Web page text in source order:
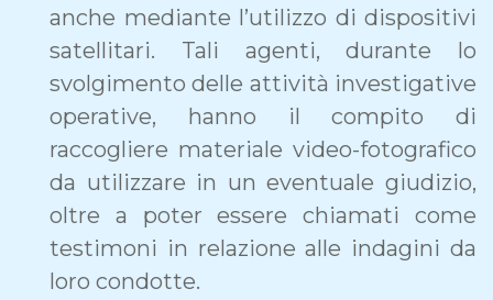
anche mediante l’utilizzo di dispositivi
satellitari. Tali agenti, durante lo
svolgimento delle attività investigative
operative, hanno il compito di
raccogliere materiale video-fotografico
da utilizzare in un eventuale giudizio,
oltre a poter essere chiamati come
testimoni in relazione alle indagini da
loro condotte.